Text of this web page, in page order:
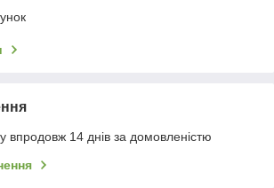
впродовж 14 днів за домовленістю